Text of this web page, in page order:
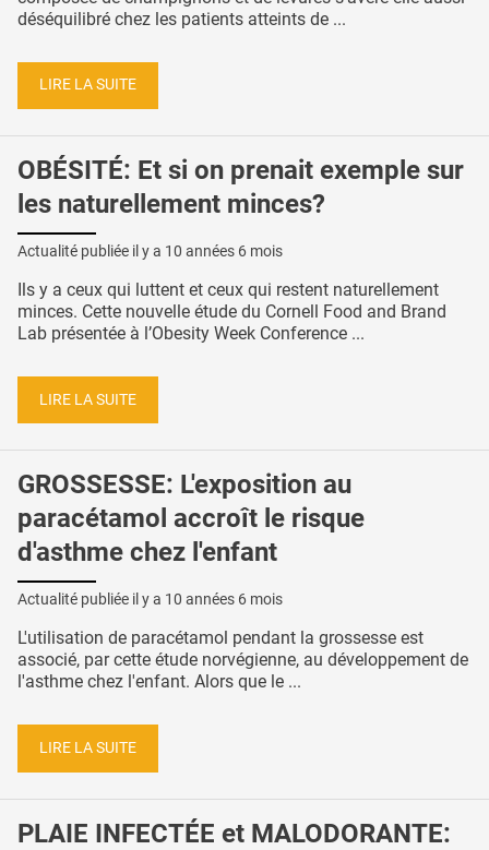
déséquilibré chez les patients atteints de ...
LIRE LA SUITE
OBÉSITÉ: Et si on prenait exemple sur
les naturellement minces?
Actualité publiée il y a 10 années 6 mois
Ils y a ceux qui luttent et ceux qui restent naturellement
minces. Cette nouvelle étude du Cornell Food and Brand
Lab présentée à l’Obesity Week Conference ...
LIRE LA SUITE
GROSSESSE: L'exposition au
paracétamol accroît le risque
d'asthme chez l'enfant
Actualité publiée il y a 10 années 6 mois
L'utilisation de paracétamol pendant la grossesse est
associé, par cette étude norvégienne, au développement de
l'asthme chez l'enfant. Alors que le ...
LIRE LA SUITE
PLAIE INFECTÉE et MALODORANTE: